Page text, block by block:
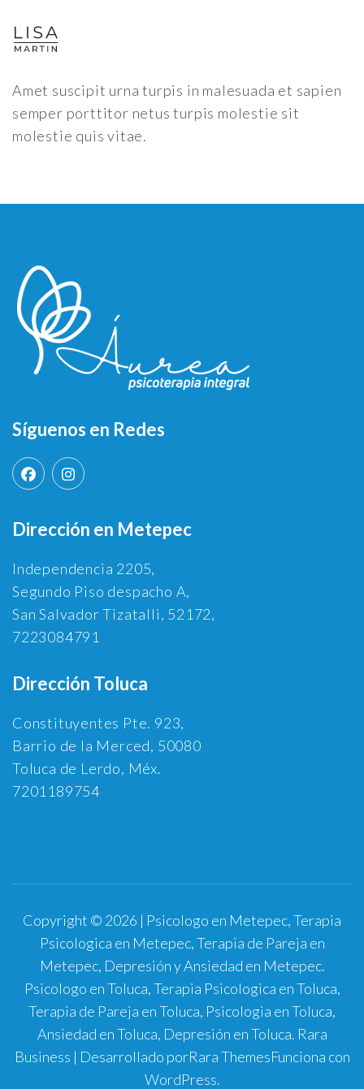
Amet suscipit urna turpis in malesuada et sapien
semper porttitor netus turpis molestie sit
molestie quis vitae.
Síguenos en Redes
Dirección en Metepec
Independencia 2205,
Segundo Piso despacho A,
San Salvador Tizatalli, 52172,
7223084791
Dirección Toluca
Constituyentes Pte. 923,
Barrio de la Merced, 50080
Toluca de Lerdo, Méx.
7201189754
Copyright © 2026 | Psicologo en Metepec, Terapia
Psicologica en Metepec, Terapia de Pareja en
Metepec, Depresión y Ansiedad en Metepec.
Psicologo en Toluca, Terapia Psicologica en Toluca,
Terapia de Pareja en Toluca, Psicologia en Toluca,
Ansiedad en Toluca, Depresión en Toluca. Rara
Business | Desarrollado porRara ThemesFunciona con
WordPress.